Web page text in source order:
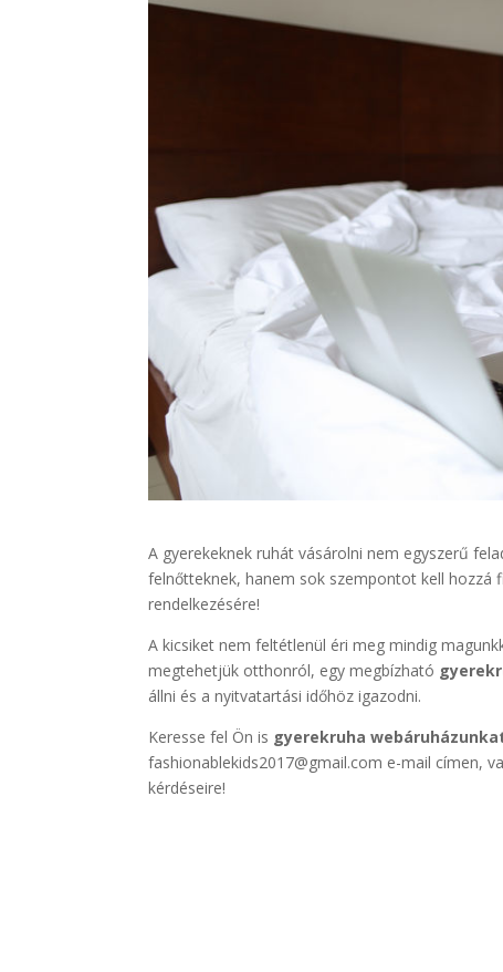
A gyerekeknek ruhát vásárolni nem egyszerű
felnőtteknek, hanem sok szempontot kell hozzá
rendelkezésére!
A kicsiket nem feltétlenül éri meg mindig
megtehetjük otthonról, egy megbízható
állni és a nyitvatartási időhöz igazodni.
Keresse fel Ön is gyerekruha
fashionablekids2017@gmail.com e-mail címen,
kérdéseire!